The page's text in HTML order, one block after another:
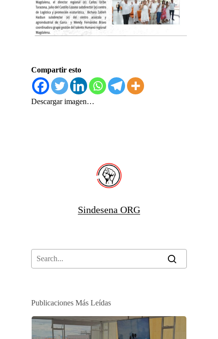
Compartir esto
Descargar imagen…
Sindesena ORG
Publicaciones Más Leídas